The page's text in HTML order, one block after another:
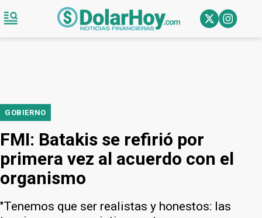
GOBIERNO
FMI: Batakis se refirió por
primera vez al acuerdo con el
organismo
"Tenemos que ser realistas y honestos: las